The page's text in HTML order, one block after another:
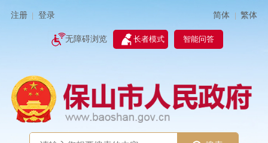
注册 登录 简体 | 繁体
无障碍浏览 长者模式 智能问答